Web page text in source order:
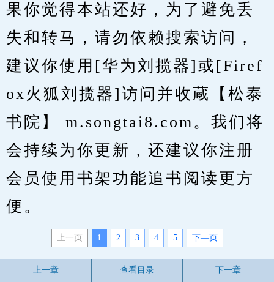
果你觉得本站还好，为了避免丢
失和转马，请勿依赖搜索访问，
建议你使用[华为刘揽器]或[Firef
ox火狐刘揽器]访问并收蔵【松泰
书院】 m.songtai8.com。我们将
会持续为你更新，还建议你注册
会员使用书架功能追书阅读更方
便。
上一页 1 2 3 4 5 下—页
上一章 查看目录 下一章